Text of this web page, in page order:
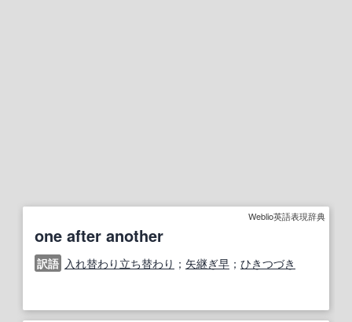
Weblio英語表現辞典
one after another
訳語 入れ替わり立ち替わり ； 矢継ぎ早 ； ひきつづき